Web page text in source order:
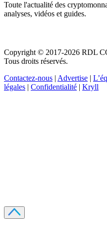
Toute l'actualité des
analyses, vidéos et guides.
Copyright © 2017-2026 RDL
Tous droits réservés.
Contactez-nous | Advertise |
légales | Confidentialité | Kryll